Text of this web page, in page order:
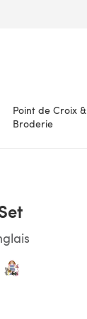
Point de Croix &
Broderie